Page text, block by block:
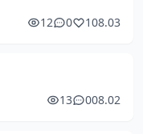
12 0 108.03
13 008.02